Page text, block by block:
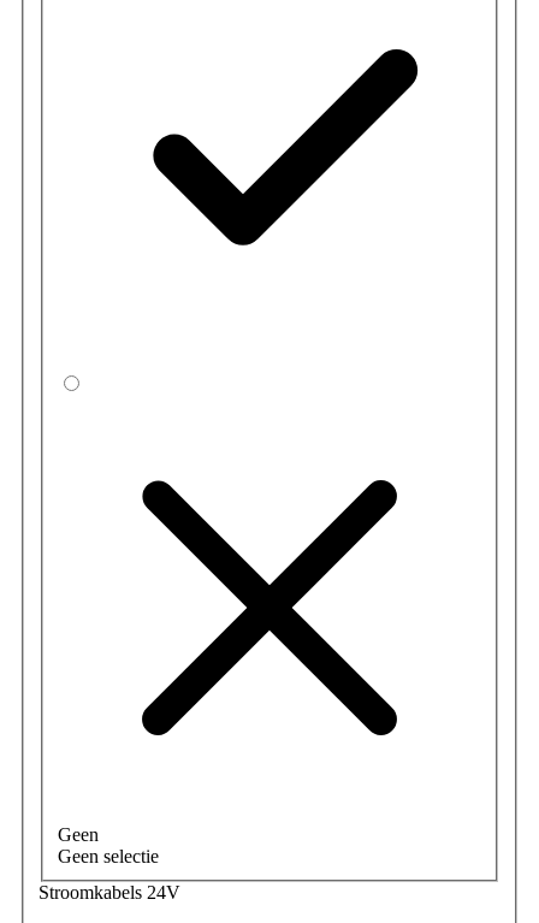
Geen
Geen selectie
Stroomkabels 24V